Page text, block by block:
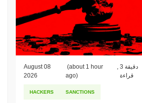
August 08
2026
(about 1 hour
ago)
3 دقيقة
قراءة
HACKERS SANCTIONS